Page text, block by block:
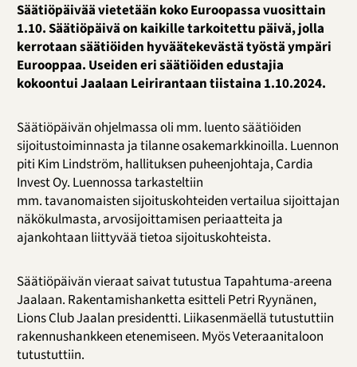
Säätiöpäivää vietetään koko Euroopassa vuosittain
1.10. Säätiöpäivä on kaikille tarkoitettu päivä, jolla
kerrotaan säätiöiden hyväätekevästä työstä ympäri
Eurooppaa. Useiden eri säätiöiden edustajia
kokoontui Jaalaan Leirirantaan tiistaina 1.10.2024.
Säätiöpäivän ohjelmassa oli mm. luento säätiöiden
sijoitustoiminnasta ja tilanne osakemarkkinoilla. Luennon
piti Kim Lindström, hallituksen puheenjohtaja, Cardia
Invest Oy. Luennossa tarkasteltiin
mm. tavanomaisten sijoituskohteiden vertailua sijoittajan
näkökulmasta, arvosijoittamisen periaatteita ja
ajankohtaan liittyvää tietoa sijoituskohteista.
Säätiöpäivän vieraat saivat tutustua Tapahtuma-areena
Jaalaan. Rakentamishanketta esitteli Petri Ryynänen,
Lions Club Jaalan presidentti. Liikasenmäellä tutustuttiin
rakennushankkeen etenemiseen. Myös Veteraanitaloon
tutustuttiin.